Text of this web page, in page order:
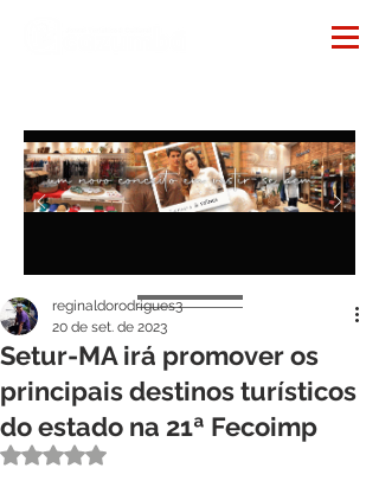
Setur-MA irá promover os
principais destinos turísticos
do estado na 21ª Fecoimp
reginaldorodrigues3
20 de set. de 2023
Avaliado com NaN de 5 estrelas.